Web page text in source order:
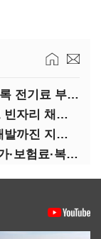
[IB토마토]현대제철, 전기로 늘릴수록 전기료 부담…저탄소 전환의 역설
[IB토마토]HD현대중공업, 오일뱅크 빈자리 채웠다…그룹 배당 핵심축 부상
[IB토마토](방산 원가의 덫)③기술개발까진 지원…수출은 각자도생
[IB토마토](경제TOP아보기)밥상물가·보험료·복구비…장마가 내미는 청구서